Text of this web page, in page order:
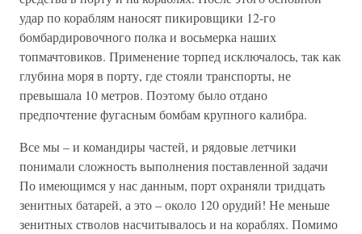
удар по кораблям наносят пикировщики 12-го
бомбардировочного полка и восьмерка наших
топмачтовиков. Применение торпед исключалось, так как
глубина моря в порту, где стояли транспорты, не
превышала 10 метров. Поэтому было отдано
предпочтение фугасным бомбам крупного калибра.
Все мы – и командиры частей, и рядовые летчики
понимали сложность выполнения поставленной задачи
По имеющимся у нас данным, порт охраняли тридцать
зенитных батарей, а это – около 120 орудий! Не меньше
зенитных стволов насчитывалось и на кораблях. Помимо